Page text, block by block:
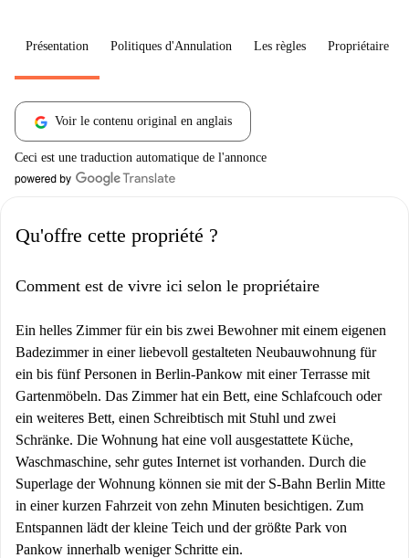
Présentation Politiques d'Annulation Les règles Propriétaire
Voir le contenu original en anglais
Ceci est une traduction automatique de l'annonce
Qu'offre cette propriété ?
Comment est de vivre ici selon le propriétaire
Ein helles Zimmer für ein bis zwei Bewohner mit einem eigenen
Badezimmer in einer liebevoll gestalteten Neubauwohnung für
ein bis fünf Personen in Berlin-Pankow mit einer Terrasse mit
Gartenmöbeln. Das Zimmer hat ein Bett, eine Schlafcouch oder
ein weiteres Bett, einen Schreibtisch mit Stuhl und zwei
Schränke. Die Wohnung hat eine voll ausgestattete Küche,
Waschmaschine, sehr gutes Internet ist vorhanden. Durch die
Superlage der Wohnung können sie mit der S-Bahn Berlin Mitte
in einer kurzen Fahrzeit von zehn Minuten besichtigen. Zum
Entspannen lädt der kleine Teich und der größte Park von
Pankow innerhalb weniger Schritte ein.